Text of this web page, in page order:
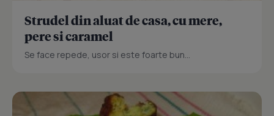
Strudel din aluat de casa, cu mere,
pere si caramel
Se face repede, usor si este foarte bun...